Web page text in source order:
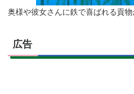
奥様や彼女さんに鉄で喜ばれる貢物
広告